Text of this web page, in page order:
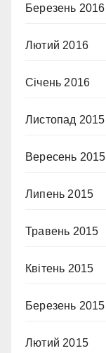
Березень 2016
Лютий 2016
Січень 2016
Листопад 2015
Вересень 2015
Липень 2015
Травень 2015
Квітень 2015
Березень 2015
Лютий 2015